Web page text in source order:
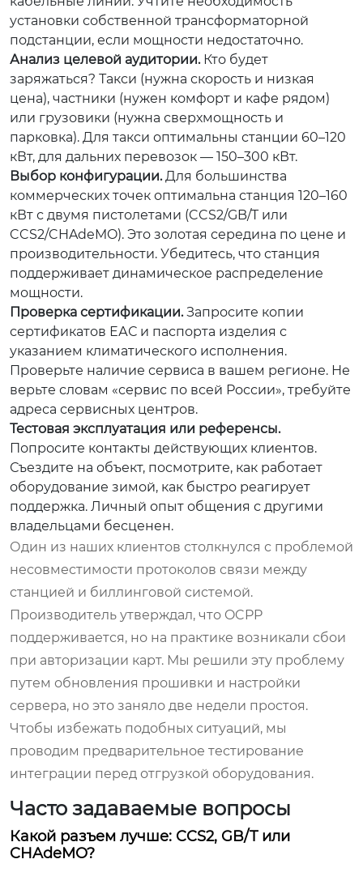
установки собственной трансформаторной
подстанции, если мощности недостаточно.
Анализ целевой аудитории.Кто будет
заряжаться? Такси (нужна скорость и низкая
цена), частники (нужен комфорт и кафе рядом)
или грузовики (нужна сверхмощность и
парковка). Для такси оптимальны станции 60–120
кВт, для дальних перевозок — 150–300 кВт.
Выбор конфигурации.Для большинства
коммерческих точек оптимальна станция 120–160
кВт с двумя пистолетами (CCS2/GB/T или
CCS2/CHAdeMO). Это золотая середина по цене и
производительности. Убедитесь, что станция
поддерживает динамическое распределение
мощности.
Проверка сертификации.Запросите копии
сертификатов ЕАС и паспорта изделия с
указанием климатического исполнения.
Проверьте наличие сервиса в вашем регионе. Не
верьте словам «сервис по всей России», требуйте
адреса сервисных центров.
Тестовая эксплуатация или референсы.
Попросите контакты действующих клиентов.
Съездите на объект, посмотрите, как работает
оборудование зимой, как быстро реагирует
поддержка. Личный опыт общения с другими
владельцами бесценен.
Один из наших клиентов столкнулся с проблемой
несовместимости протоколов связи между
станцией и биллинговой системой.
Производитель утверждал, что OCPP
поддерживается, но на практике возникали сбои
при авторизации карт. Мы решили эту проблему
путем обновления прошивки и настройки
сервера, но это заняло две недели простоя.
Чтобы избежать подобных ситуаций, мы
проводим предварительное тестирование
интеграции перед отгрузкой оборудования.
Часто задаваемые вопросы
Какой разъем лучше: CCS2, GB/T или
CHAdeMO?